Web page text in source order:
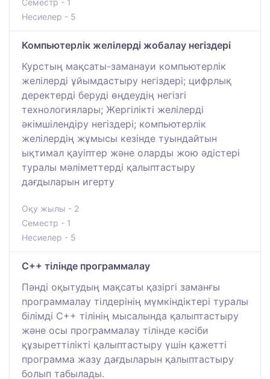
Несиелер - 5
Компьютерлік желілерді жобалау негіздері
Курстың мақсаты-заманауи компьютерлік
желілерді ұйымдастыру негіздері; цифрлық
деректерді беруді өңдеудің негізгі
технологиялары; Жергілікті желілерді
әкімшілендіру негіздері; компьютерлік
желілердің жұмысы кезінде туындайтын
ықтимал қауіптер және оларды жою әдістері
туралы мәліметтерді қалыптастыру
дағдыларын игерту
Оқу жылы - 2
Семестр - 1
Несиелер - 5
C++ тілінде программалау
Пәнді оқытудың мақсаты қазіргі заманғы
программалау тілдерінің мүмкіндіктері туралы
білімді C++ тілінің мысалында қалыптастыру
және осы программалау тілінде кәсіби
құзыреттілікті қалыптастыру үшін қажетті
программа жазу дағдыларын қалыптастыру
болып табылады.